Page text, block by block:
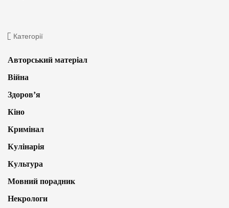
Категорії
Авторський матеріал
Війна
Здоров’я
Кіно
Кримінал
Кулінарія
Культура
Мовний порадник
Некрологи